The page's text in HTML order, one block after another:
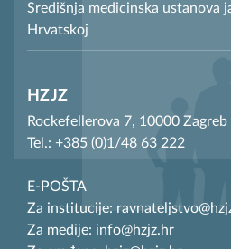
Središnja medicinska ustanova
Hrvatskoj
HZJZ
Rockefellerova 7, 10000 Zagreb
Tel.: +385 (0)1/48 63 222
E-POŠTA
Za institucije:
Za medije: info@hzjz.hr